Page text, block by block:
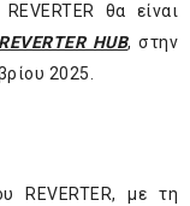
θα είναι
REVERTER HUB, στην
2025.
REVERTER, με τη